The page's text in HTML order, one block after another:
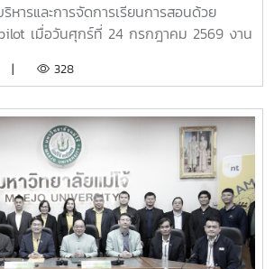
หารและการจัดการเรียนการสอนด้วย
เมื่อวันศุกร์ที่ 24 กรกฎาคม 2569 งาน
โจ้ จัดโครงการอบรมเชิงปฏิบัติการ "AI
มการประยุกต์ใช้เทคโนโลยีปัญญาประดิษฐ์
AI) ในการบริหารงานและการจัดการ
สู่การเป็น "มหาวิทยาลัยแห่งชีวิตที่ทันสมัย
ช้งาน Microsoft 365 Copilot อย่างมี
ด้รับเกียรติจาก ผู้ช่วยศาสตราจารย์
ย รองอธิการบดีมหาวิทยาลัยแม่โจ้ เป็น
รงการ พร้อมเน้นย้ำถึงความสำคัญของ
| 328